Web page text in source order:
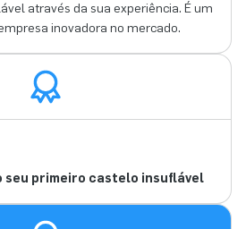
através da sua experiência. É um
inovadora no mercado.
seu primeiro castelo insuflável